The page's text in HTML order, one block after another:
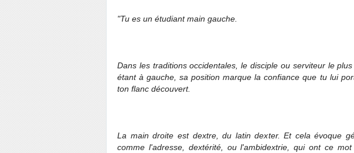
"Tu es un étudiant main gauche.
Dans les traditions occidentales, le disciple ou serviteur le
étant à gauche, sa position marque la confiance que tu lui
ton flanc découvert.
La main droite est dextre, du latin dexter. Et cela évoque
comme l'adresse, dextérité, ou l'ambidextrie, qui ont ce